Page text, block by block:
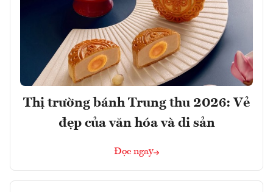
Thị trường bánh Trung thu 2026: Vẻ
đẹp của văn hóa và di sản
Đọc ngay